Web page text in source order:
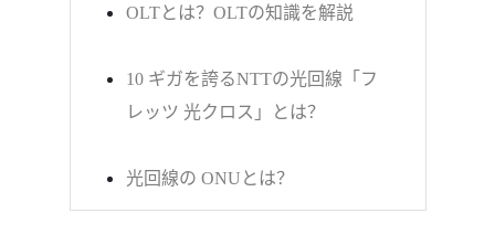
OLTとは？OLTの知識を解説
10 ギガを誇るNTTの光回線「フ
レッツ 光クロス」とは？
光回線の ONUとは？